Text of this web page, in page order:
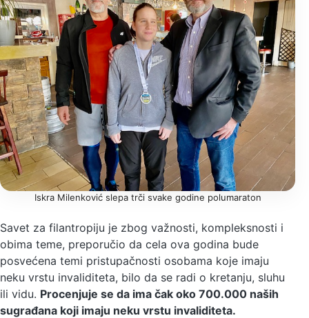
Iskra Milenković slepa trči svake godine polumaraton
Savet za filantropiju je zbog važnosti, kompleksnosti i
obima teme, preporučio da cela ova godina bude
posvećena temi pristupačnosti osobama koje imaju
neku vrstu invaliditeta, bilo da se radi o kretanju, sluhu
ili vidu. Procenjuje se da ima čak oko 700.000 naših
sugrađana koji imaju neku vrstu invaliditeta.